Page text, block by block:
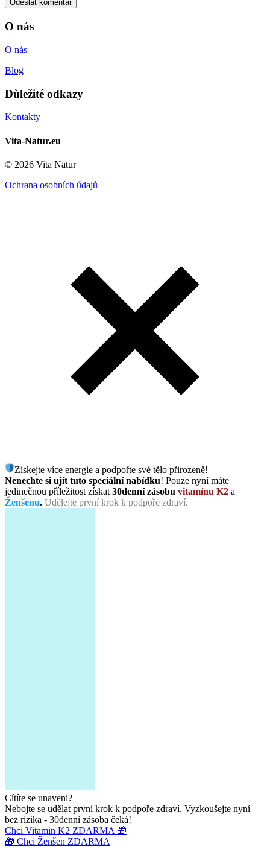
O nás
O nás
Blog
Důležité odkazy
Kontakty
Vita-Natur.eu
© 2026 Vita Natur
Ochrana osobních údajů
Získejte více energie a podpořte své tělo přirozeně!
Nenechte si ujít tuto speciální nabídku! Pouze nyní máte
jedinečnou příležitost získat 30denní zásobu vitamínu K2 a
Ženšenu. Udělejte první krok k podpoře zdraví.
Cítíte se unaveni?
Nebojte se udělat první krok k podpoře zdraví. Vyzkoušejte nyní
bez rizika - 30denní zásoba čeká!
Chci Vitamin K2 ZDARMA 🎁
🎁 Chci Ženšen ZDARMA